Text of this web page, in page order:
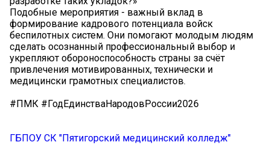
Подобные мероприятия - важный вклад в
формирование кадрового потенциала войск
беспилотных систем. Они помогают молодым людям
сделать осознанный профессиональный выбор и
укрепляют обороноспособность страны за счёт
привлечения мотивированных, технически и
медицински грамотных специалистов.
#ПМК #ГодЕдинстваНародовРоссии2026
ГБПОУ СК "Пятигорский медицинский колледж"